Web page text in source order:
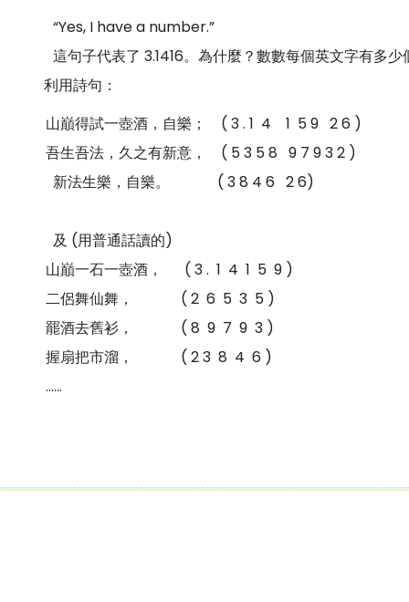
“Yes, I have a number.”
這句子代表了 3.1416。為什麼 ？數數每個英文字有多少
利用詩句：
山巔得試一壺酒，自樂； ( 3 . 1 4 1 5 9 2 6 )
吾生吾法，久之有新意， ( 5 3 5 8 9 7 9 3 2 )
新法生樂，自樂。 ( 3 8 4 6 2 6)
及 (用普通話讀的)
山巔一石一壺酒， ( 3 . 1 4 1 5 9 )
二侶舞仙舞， ( 2 6 5 3 5 )
罷酒去舊衫， ( 8 9 7 9 3 )
握扇把市溜， ( 2 3 8 4 6 )
......